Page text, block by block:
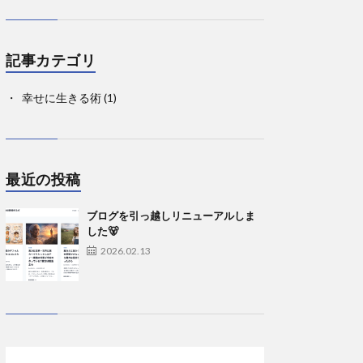
記事カテゴリ
幸せに生きる術(1)
最近の投稿
ブログを引っ越しリニューアルしま
した🐻
2026.02.13